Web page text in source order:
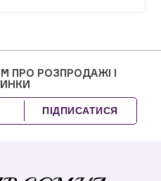
ПРО РОЗПРОДАЖІ І
ПІДПИСАТИСЯ